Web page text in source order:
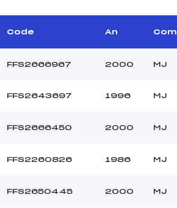
–
(MJ)
Distance :
Point Haut :
–
Code An Com
FFS2666967 2000 MJ
FFS2643697 1996 MJ
FFS2666450 2000 MJ
FFS2260826 1986 MJ
FFS2650445 2000 MJ